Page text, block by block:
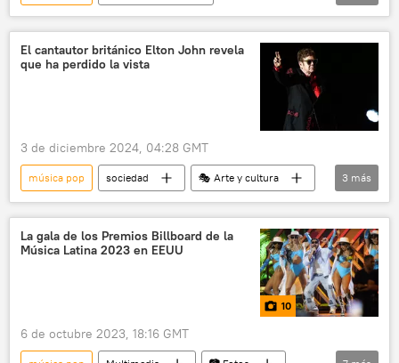
🎭 Arte y cultura
Bad Bunny
sociedad
💬 Opinión y Análisis
colonialismo
música
El cantautor británico Elton John revela
que ha perdido la vista
3 de diciembre 2024, 04:28 GMT
música pop sociedad
🎭 Arte y cultura
Elton John
Estilo de vida música
3 más
La gala de los Premios Billboard de la
Música Latina 2023 en EEUU
10
6 de octubre 2023, 18:16 GMT